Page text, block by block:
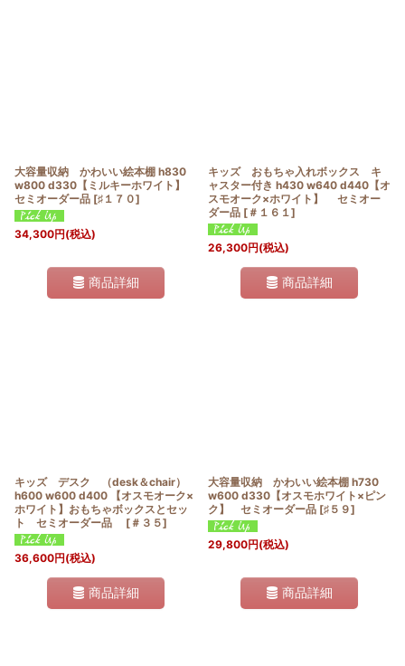
大容量収納 かわいい絵本棚 h830
w800 d330【ミルキーホワイト】
セミオーダー品 [♯１７０]
34,300円(税込)
商品詳細
キッズ おもちゃ入れボックス キ
ャスター付き h430 w640 d440【オ
スモオーク×ホワイト】 セミオー
ダー品 [ ＃１６１ ]
26,300円(税込)
商品詳細
キッズ デスク （desk＆chair）
h600 w600 d400 【オスモオーク×
ホワイト】おもちゃボックスとセッ
ト セミオーダー品
[ ＃３５]
36,600円(税込)
商品詳細
大容量収納 かわいい絵本棚 h730
w600 d330【オスモホワイト×ピン
ク】 セミオーダー品 [♯５９]
29,800円(税込)
商品詳細